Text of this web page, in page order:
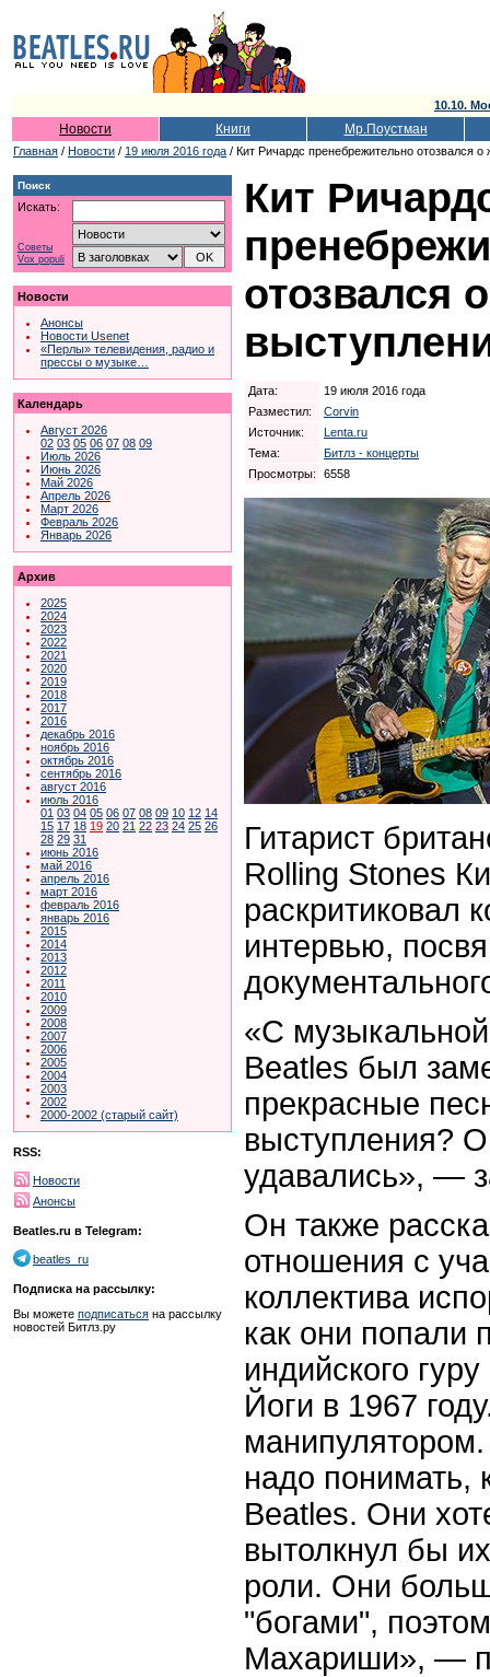
10.10.
Новости Книги Мр.Поустман
Главная / Новости / 19 июля 2016 года / Кит Ричардс пренебрежительно отозвался
Поиск
Искать:
Советы
Vox populi
Новости
Анонсы
Новости Usenet
«Перлы» телевидения, радио и
прессы о музыке…
Календарь
Август 2026
02 03 05 06 07 08 09
Июль 2026
Июнь 2026
Май 2026
Апрель 2026
Март 2026
Февраль 2026
Январь 2026
Архив
2025
2024
2023
2022
2021
2020
2019
2018
2017
2016
декабрь 2016
ноябрь 2016
октябрь 2016
сентябрь 2016
август 2016
июль 2016
01 03 04 05 06 07 08 09 10 12 14
15 17 18 19 20 21 22 23 24 25 26
28 29 31
июнь 2016
май 2016
апрель 2016
март 2016
февраль 2016
январь 2016
2015
2014
2013
2012
2011
2010
2009
2008
2007
2006
2005
2004
2003
2002
2000-2002 (старый сайт)
RSS:
Новости
Анонсы
Beatles.ru в Telegram:
beatles_ru
Подписка на рассылку:
Вы можете подписаться на рассылку
новостей Битлз.ру
Кит
отозвался
Дата:
19 июля 2016 года
Разместил:
Corvin
Источник:
Lenta.ru
Тема:
Битлз - концерты
Просмотры:
6558
Гитарист
Rolling Stones
раскритиковал
интервью,
«С
Beatles был
прекрасные
выступления?
удавались», —
Он также
отношения с
коллектива
как они попали
индийского
Йоги в 1967
надо понимать,
Beatles. Они
вытолкнул бы
роли. Они
"богами",
Махариши», —